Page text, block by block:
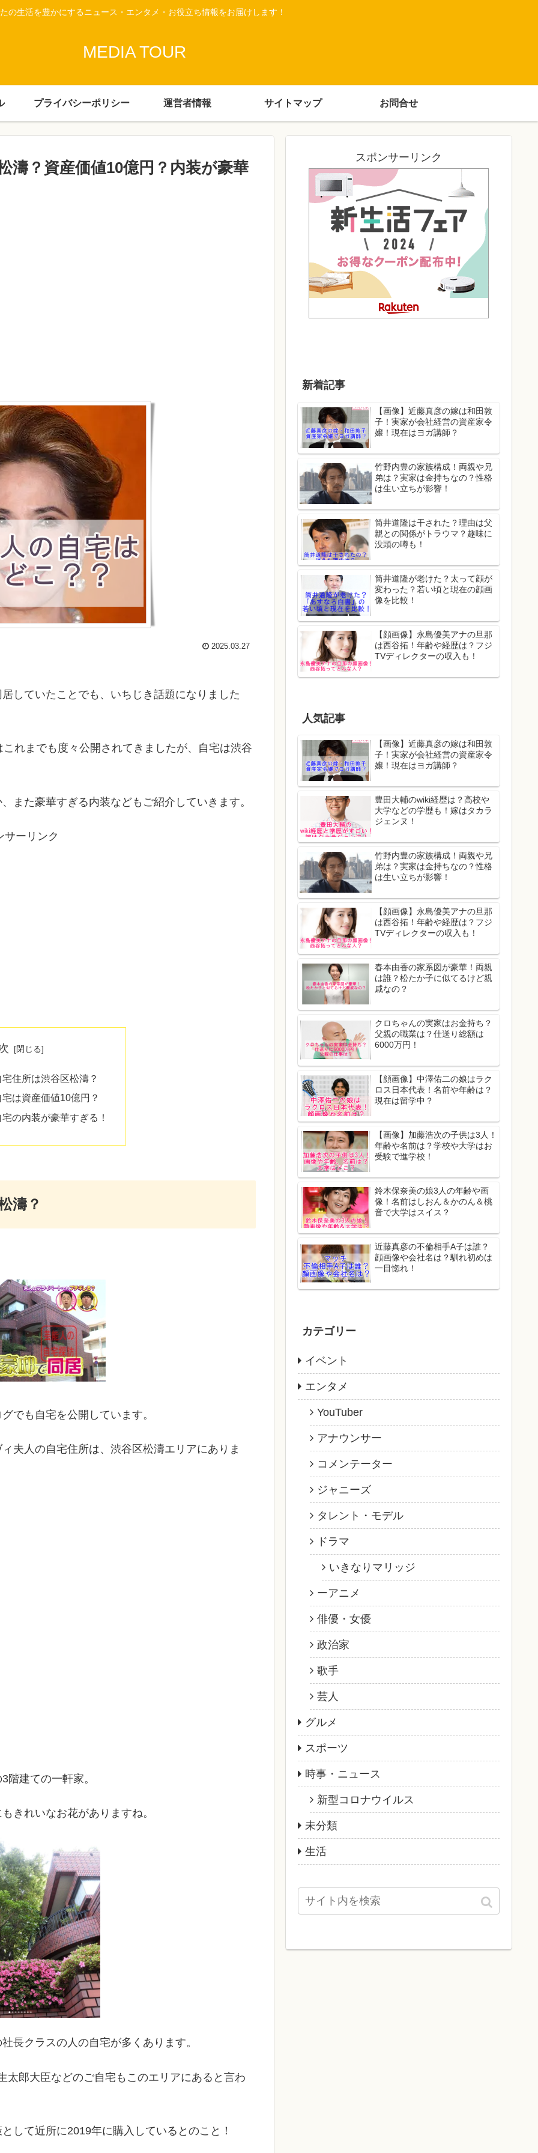
の生活を豊かにするニュース・エンタメ・お役立ち情報をお届けします！
MEDIA TOUR
プライバシーポリシー 運営者情報 サイトマップ お問合せ
濤？資産価値10億円？内装が豪華
2025.03.27
していたことでも、いちじき話題になりました
れまでも度々公開されてきましたが、自宅は渋谷
また豪華すぎる内装などもご紹介していきます。
サーリンク
住所は渋谷区松濤？
は資産価値10億円？
の内装が豪華すぎる！
濤？
でも自宅を公開しています。
夫人の自宅住所は、渋谷区松濤エリアにありま
階建ての一軒家。
きれいなお花がありますね。
長クラスの人の自宅が多くあります。
太郎大臣などのご自宅もこのエリアにあると言わ
して近所に2019年に購入しているとのこと！
スポンサーリンク
新着記事
【画像】近藤真彦の嫁は和田敦
子！実家が会社経営の資産家令
嬢！現在はヨガ講師？
竹野内豊の家族構成！両親や兄
弟は？実家は金持ちなの？性格
は生い立ちが影響！
筒井道隆は干された？理由は父
親との関係がトラウマ？趣味に
没頭の噂も！
筒井道隆が老けた？太って顔が
変わった？若い頃と現在の顔画
像を比較！
【顔画像】永島優美アナの旦那
は西谷拓！年齢や経歴は？フジ
TVディレクターの収入も！
人気記事
【画像】近藤真彦の嫁は和田敦
子！実家が会社経営の資産家令
嬢！現在はヨガ講師？
豊田大輔のwiki経歴は？高校や
大学などの学歴も！嫁はタカラ
ジェンヌ！
竹野内豊の家族構成！両親や兄
弟は？実家は金持ちなの？性格
は生い立ちが影響！
【顔画像】永島優美アナの旦那
は西谷拓！年齢や経歴は？フジ
TVディレクターの収入も！
春本由香の家系図が豪華！両親
は誰？松たか子に似てるけど親
戚なの？
クロちゃんの実家はお金持ち？
父親の職業は？仕送り総額は
6000万円！
【顔画像】中澤佑二の娘はラク
ロス日本代表！名前や年齢は？
現在は留学中？
【画像】加藤浩次の子供は3人！
年齢や名前は？学校や大学はお
受験で進学校！
鈴木保奈美の娘3人の年齢や画
像！名前はしおん＆かのん＆桃
音で大学はスイス？
近藤真彦の不倫相手A子は誰？
顔画像や会社名は？馴れ初めは
一目惚れ！
カテゴリー
イベント
エンタメ
YouTuber
アナウンサー
コメンテーター
ジャニーズ
タレント・モデル
ドラマ
いきなりマリッジ
ーアニメ
俳優・女優
政治家
歌手
芸人
グルメ
スポーツ
時事・ニュース
新型コロナウイルス
未分類
生活